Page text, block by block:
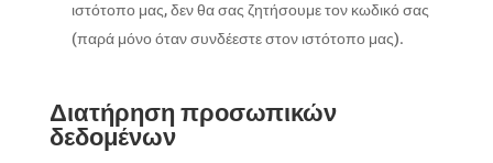
ιστότοπο μας, δεν θα σας ζητήσουμε τον κωδικό σας
(παρά μόνο όταν συνδέεστε στον ιστότοπο μας).
Διατήρηση προσωπικών
δεδομένων